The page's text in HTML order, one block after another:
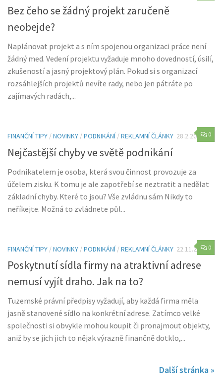
Bez čeho se žádný projekt zaručeně
neobejde?
Naplánovat projekt a s ním spojenou organizaci práce není
žádný med. Vedení projektu vyžaduje mnoho dovedností, úsilí,
zkušeností a jasný projektový plán. Pokud si s organizací
rozsáhlejších projektů nevíte rady, nebo jen pátráte po
zajímavých radách,...
0
FINANČNÍ TIPY /NOVINKY /PODNIKÁNÍ /REKLAMNÍ ČLÁNKY 28.2.2022
Nejčastější chyby ve světě podnikání
Podnikatelem je osoba, která svou činnost provozuje za
účelem zisku. K tomu je ale zapotřebí se neztratit a nedělat
základní chyby. Které to jsou? Vše zvládnu sám Nikdy to
neříkejte. Možná to zvládnete půl...
0
FINANČNÍ TIPY /NOVINKY /PODNIKÁNÍ /REKLAMNÍ ČLÁNKY 22.11.2021
Poskytnutí sídla firmy na atraktivní adrese
nemusí vyjít draho. Jak na to?
Tuzemské právní předpisy vyžadují, aby každá firma měla
jasně stanovené sídlo na konkrétní adrese. Zatímco velké
společnosti si obvykle mohou koupit či pronajmout objekty,
aniž by se jich jich to nějak výrazně finančně dotklo,...
Další stránka »